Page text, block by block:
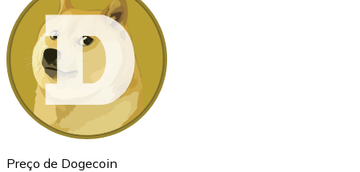
Ethereum
ETH
Preço de Dogecoin